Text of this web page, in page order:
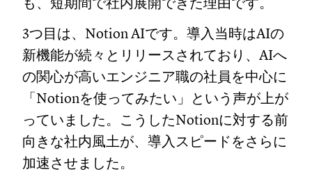
3つ目は、Notion AIです。導入当時はAIの
新機能が続々とリリースされており、AIへ
の関心が高いエンジニア職の社員を中心に
「Notionを使ってみたい」という声が上が
っていました。こうしたNotionに対する前
向きな社内風土が、導入スピードをさらに
加速させました。